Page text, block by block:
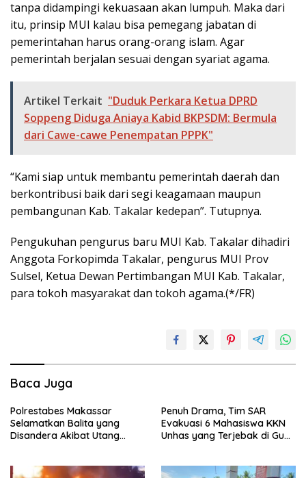
tanpa didampingi kekuasaan akan lumpuh. Maka dari
itu, prinsip MUI kalau bisa pemegang jabatan di
pemerintahan harus orang-orang islam. Agar
pemerintah berjalan sesuai dengan syariat agama.
Artikel Terkait "Duduk Perkara Ketua DPRD
Soppeng Diduga Aniaya Kabid BKPSDM: Bermula
dari Cawe-cawe Penempatan PPPK"
“Kami siap untuk membantu pemerintah daerah dan
berkontribusi baik dari segi keagamaan maupun
pembangunan Kab. Takalar kedepan”. Tutupnya.
Pengukuhan pengurus baru MUI Kab. Takalar dihadiri
Anggota Forkopimda Takalar, pengurus MUI Prov
Sulsel, Ketua Dewan Pertimbangan MUI Kab. Takalar,
para tokoh masyarakat dan tokoh agama.(*/FR)
Baca Juga
Polrestabes Makassar
Selamatkan Balita yang
Disandera Akibat Utang
Penuh Drama, Tim SAR
Evakuasi 6 Mahasiswa KKN
Unhas yang Terjebak di Gua